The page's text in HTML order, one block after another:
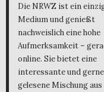
Die NRWZ ist ein
Medium und genießt
nachweislich eine hohe
Aufmerksamkeit –
online. Sie bietet eine
interessante und gerne
gelesene Mischung aus